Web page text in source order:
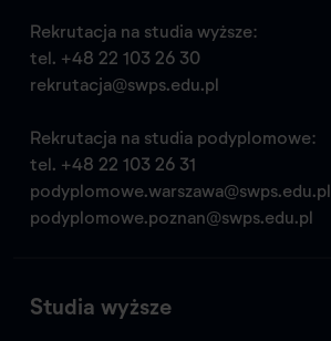
Rekrutacja na studia wyższe:
tel. +48 22 103 26 30
rekrutacja@swps.edu.pl
Rekrutacja na studia podyplomowe:
tel. +48 22 103 26 31
podyplomowe.warszawa@swps.edu.pl
podyplomowe.poznan@swps.edu.pl
Studia wyższe